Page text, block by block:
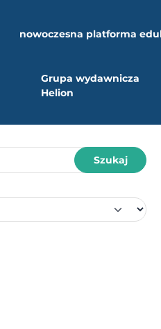
nowoczesna platforma
Grupa wydawnicza
Helion
Szukaj